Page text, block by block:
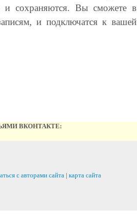
и сохраняются. Вы сможете в
и подключатся к вашей
ВКОНТАКТЕ:
с авторами сайта карта сайта